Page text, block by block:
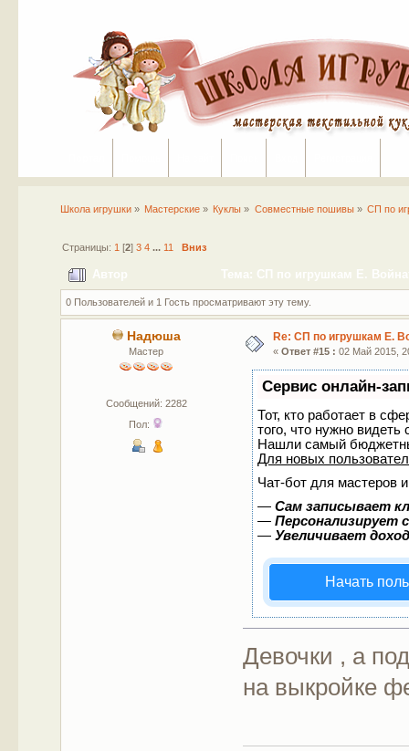
Школа игрушки» Мастерские » Куклы » Совместные пошивы» СП по
Страницы: 1 [2] 3 4 ... 11 Вниз
Автор Тема: СП по игрушкам Е.
0 Пользователей и 1 Гость просматривают эту тему.
Надюша
Мастер
Сообщений: 2282
Пол:
Re: СП по игрушкам Е.
« Ответ #15 : 02 Май 2015,
Сервис онлайн-
Тот, кто работает в
того, что нужно
Нашли самый
Для новых
Чат-бот для мастеров
—Сам записывает
—Персонализирует
—Увеличивает
Начать
Девочки , а
на выкройке